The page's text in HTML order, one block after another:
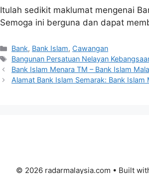
Itulah sedikit maklumat mengenai
Semoga ini berguna dan dapat
Categories
Bank, Bank Islam, Cawangan
Tags
Bangunan Persatuan Nelayan
Bank Islam Menara TM – Bank Islam
Alamat Bank Islam Semarak: Bank Islam
© 2026 radarmalaysia.com • Built